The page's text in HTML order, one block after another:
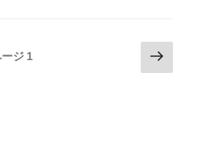
ジ 1
次
の